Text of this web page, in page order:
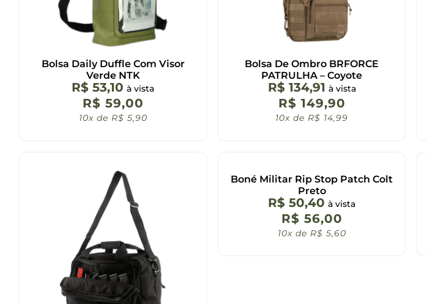
Bolsa Daily Duffle Com Visor
Verde NTK
R$ 53,10 à vista
R$ 59,00
10x de R$ 5,90
Bolsa De Ombro BRFORCE
PATRULHA – Coyote
R$134,91 à vista
R$ 149,90
10x de R$ 14,99
Boné Militar Rip Stop Patch Colt
Preto
R$ 50,40 à vista
R$ 56,00
10x de R$ 5,60